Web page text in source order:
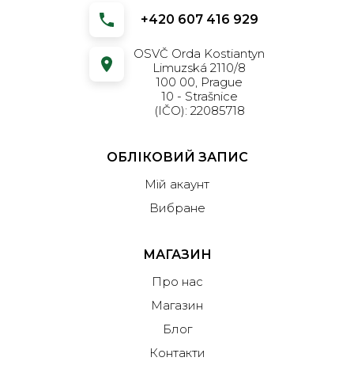
+420 607 416 929
OSVČ Orda Kostiantyn
Limuzská 2110/8
100 00, Prague
10 - Strašnice
(IČO): 22085718
ОБЛІКОВИЙ ЗАПИС
Мій акаунт
Вибране
МАГАЗИН
Про нас
Магазин
Блог
Контакти